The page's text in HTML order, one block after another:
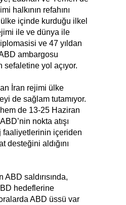
halkının refahını
içinde kurduğu ilkel
ile ve dünya ile
ve 47 yıldan
ambargosu
sefaletine yol açıyor.
İran rejimi ülke
de sağlam tutamıyor.
hem de 13-25 Haziran
nokta atışı
faaliyetlerinin içeriden
desteğini aldığını
ABD saldırısında,
hedeflerine
ABD üssü var